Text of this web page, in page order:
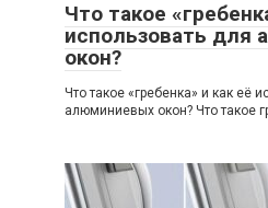
Что такое
использовать для
окон?
Что такое «гребенка» и как её
алюминиевых окон? Что такое